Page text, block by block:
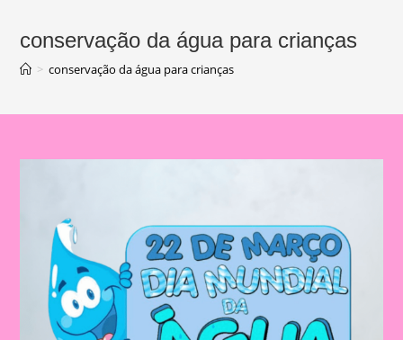
conservação da água para crianças
> conservação da água para crianças